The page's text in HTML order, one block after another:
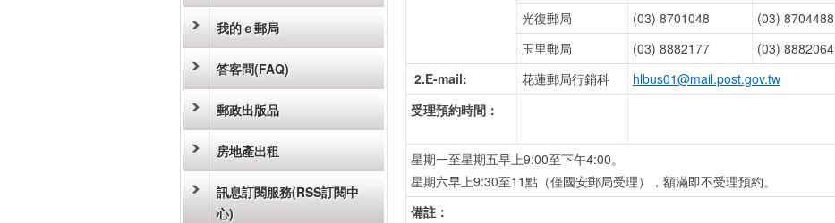
我的ｅ郵局
答客問(FAQ)
郵政出版品
房地產出租
訊息訂閱服務(RSS訂閱中
心)
光復郵局
(03) 8701048
(03) 8704488
玉里郵局
(03) 8882177
(03) 8882064
2.E-mail:
花蓮郵局行銷科
hlbus01@mail.post.gov.tw
受理預約時間：
星期一至星期五早上9:00至下午4:00。
星期六早上9:30至11點（僅國安郵局受理），額滿即不受理預約。
備註：